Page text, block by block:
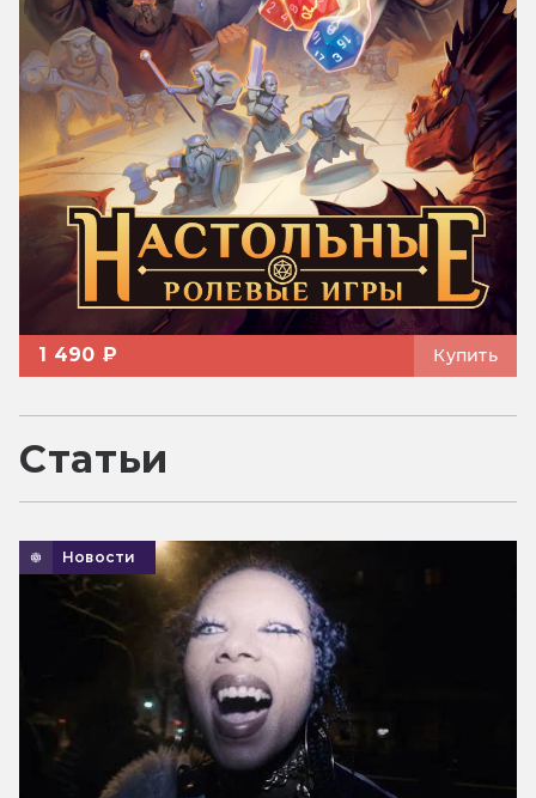
1 490 ₽ Купить
Статьи
Новости